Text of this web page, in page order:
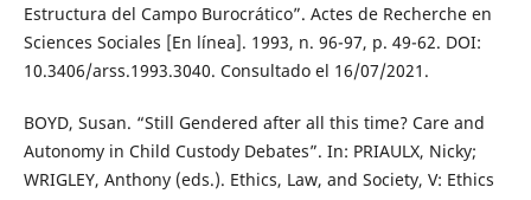
Estructura del Campo Burocrático”. Actes de Recherche en
Sciences Sociales [En línea]. 1993, n. 96-97, p. 49-62. DOI:
10.3406/arss.1993.3040. Consultado el 16/07/2021.
BOYD, Susan. “Still Gendered after all this time? Care and
Autonomy in Child Custody Debates”. In: PRIAULX, Nicky;
WRIGLEY, Anthony (eds.). Ethics, Law, and Society, V: Ethics